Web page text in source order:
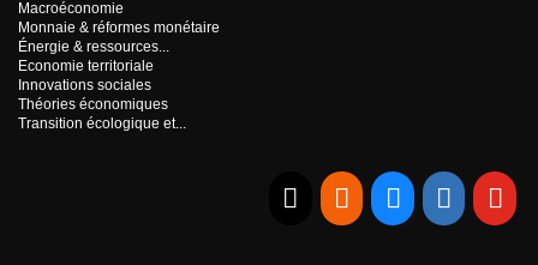
Macroéconomie
Monnaie & réformes monétaire
Énergie & ressources...
Economie territoriale
Innovations sociales
Théories économiques
Transition écologique et...